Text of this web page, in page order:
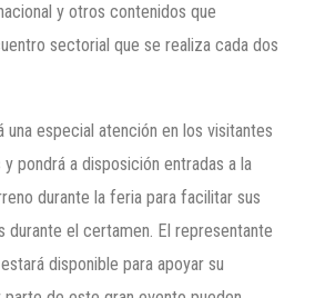
y otros contenidos que
sectorial que se realiza cada dos
especial atención en los visitantes
pondrá a disposición entradas a la
durante la feria para facilitar sus
durante el certamen. El representante
disponible para apoyar su